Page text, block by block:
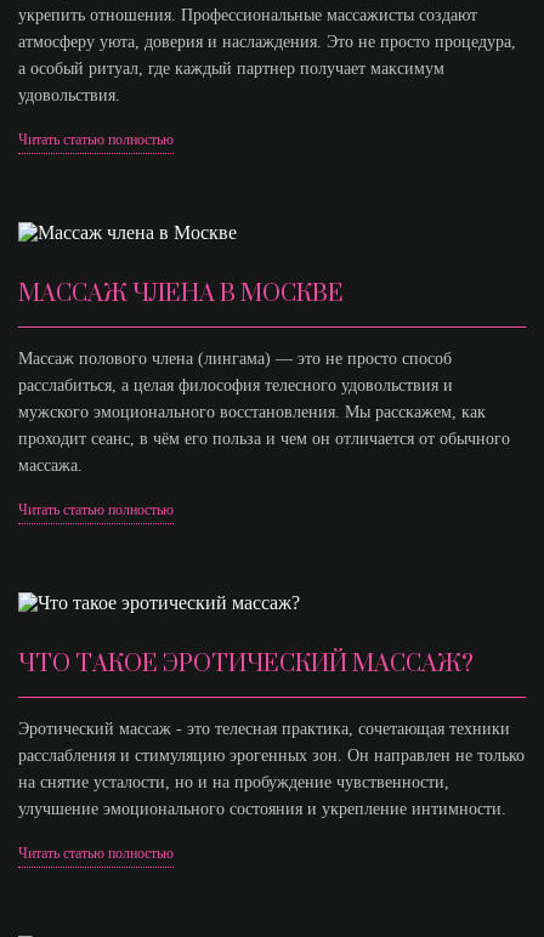
укрепить отношения. Профессиональные массажисты создают
атмосферу уюта, доверия и наслаждения. Это не просто процедура,
а особый ритуал, где каждый партнер получает максимум
удовольствия.
Читать статью полностью
МАССАЖ ЧЛЕНА В МОСКВЕ
Массаж полового члена (лингама) — это не просто способ
расслабиться, а целая философия телесного удовольствия и
мужского эмоционального восстановления. Мы расскажем, как
проходит сеанс, в чём его польза и чем он отличается от обычного
массажа.
Читать статью полностью
ЧТО ТАКОЕ ЭРОТИЧЕСКИЙ МАССАЖ?
Эротический массаж - это телесная практика, сочетающая техники
расслабления и стимуляцию эрогенных зон. Он направлен не только
на снятие усталости, но и на пробуждение чувственности,
улучшение эмоционального состояния и укрепление интимности.
Читать статью полностью